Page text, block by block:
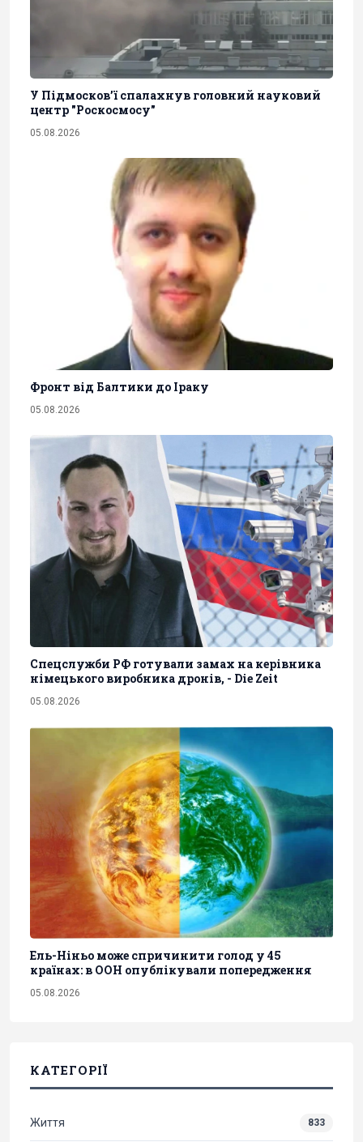
У Підмосков’ї спалахнув головний науковий
центр "Роскосмосу"
05.08.2026
Фронт від Балтики до Іраку
05.08.2026
Спецслужби РФ готували замах на керівника
німецького виробника дронів, - Die Zeit
05.08.2026
Ель-Ніньо може спричинити голод у 45
країнах: в ООН опублікували попередження
05.08.2026
КАТЕГОРІЇ
Життя 833